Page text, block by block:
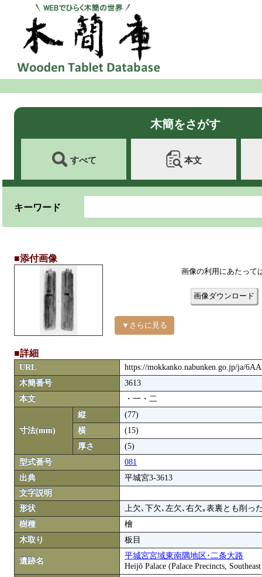
木簡をさがす
すべて 本文
キーワード
■添付画像
▼さらに見る
画像の利用にあたって
画像ダウンロード
■詳細
URL
https://mokkanko.nabunken.go.jp/ja/
木簡番号
3613
本文
・一・二
寸法(mm)
縦
(77)
横
(15)
厚さ
(5)
型式番号
081
出典
平城宮3-3613
文字説明
形状
上欠､下欠､左欠､右欠｡表裏とも削っ
樹種
檜
木取り
板目
遺跡名
平城宮宮域東南隅地区･二条大路
Heijō Palace (Palace Precincts,